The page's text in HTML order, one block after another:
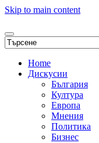
Skip to main content
Home
Дискусии
България
Култура
Европа
Мнения
Политика
Бизнес